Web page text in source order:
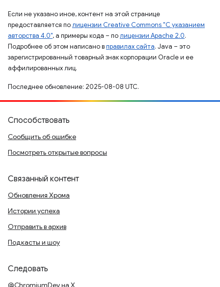
Если не указано иное, контент на этой странице
предоставляется полицензии Creative Commons "С указанием
авторства 4.0", а примеры кода – полицензии Apache 2.0.
Подробнее об этом написано вправилах сайта. Java – это
зарегистрированный товарный знак корпорации Oracle и ее
аффилированных лиц.
Последнее обновление: 2025-08-08 UTC.
Способствовать
Сообщить об ошибке
Посмотреть открытые вопросы
Связанный контент
Обновления Хрома
Истории успеха
Отправить в архив
Подкасты и шоу
Следовать
@ChromiumDev на X